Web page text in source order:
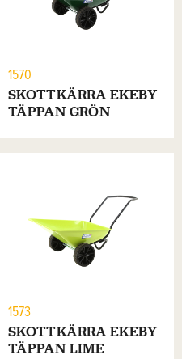
1570
SKOTTKÄRRA EKEBY
TÄPPAN GRÖN
1573
SKOTTKÄRRA EKEBY
TÄPPAN LIME